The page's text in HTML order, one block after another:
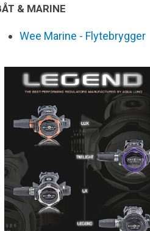
& MARINE
Wee Marine - Flytebrygger